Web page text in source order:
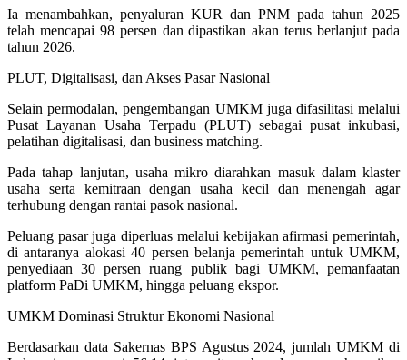
Ia menambahkan, penyaluran KUR dan PNM pada tahun 2025
telah mencapai 98 persen dan dipastikan akan terus berlanjut pada
tahun 2026.
PLUT, Digitalisasi, dan Akses Pasar Nasional
Selain permodalan, pengembangan UMKM juga difasilitasi melalui
Pusat Layanan Usaha Terpadu (PLUT) sebagai pusat inkubasi,
pelatihan digitalisasi, dan business matching.
Pada tahap lanjutan, usaha mikro diarahkan masuk dalam klaster
usaha serta kemitraan dengan usaha kecil dan menengah agar
terhubung dengan rantai pasok nasional.
Peluang pasar juga diperluas melalui kebijakan afirmasi pemerintah,
di antaranya alokasi 40 persen belanja pemerintah untuk UMKM,
penyediaan 30 persen ruang publik bagi UMKM, pemanfaatan
platform PaDi UMKM, hingga peluang ekspor.
UMKM Dominasi Struktur Ekonomi Nasional
Berdasarkan data Sakernas BPS Agustus 2024, jumlah UMKM di